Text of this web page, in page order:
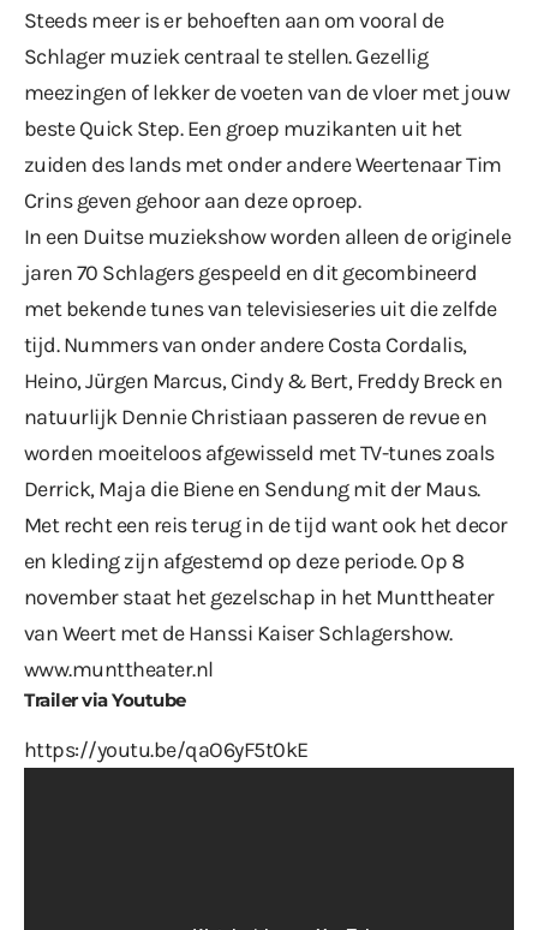
Steeds meer is er behoeften aan om vooral de
Schlager muziek centraal te stellen. Gezellig
meezingen of lekker de voeten van de vloer met jouw
beste Quick Step. Een groep muzikanten uit het
zuiden des lands met onder andere Weertenaar Tim
Crins geven gehoor aan deze oproep.
In een Duitse muziekshow worden alleen de originele
jaren 70 Schlagers gespeeld en dit gecombineerd
met bekende tunes van televisieseries uit die zelfde
tijd. Nummers van onder andere Costa Cordalis,
Heino, Jürgen Marcus, Cindy & Bert, Freddy Breck en
natuurlijk Dennie Christiaan passeren de revue en
worden moeiteloos afgewisseld met TV-tunes zoals
Derrick, Maja die Biene en Sendung mit der Maus.
Met recht een reis terug in de tijd want ook het decor
en kleding zijn afgestemd op deze periode. Op 8
november staat het gezelschap in het Munttheater
van Weert met de Hanssi Kaiser Schlagershow.
www.munttheater.nl
Trailer via Youtube
https://youtu.be/qaO6yF5t0kE